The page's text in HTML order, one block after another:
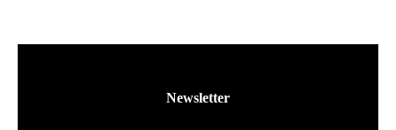
Newsletter